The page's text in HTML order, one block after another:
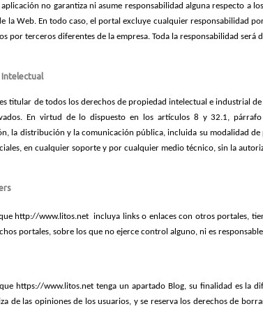
no garantiza ni asume responsabilidad alguna respecto a
la Web. En todo caso, el portal excluye cualquier responsabilidad
por terceros diferentes de la empresa. Toda la responsabilidad
titular de todos los derechos de propiedad intelectual e industrial
En virtud de lo dispuesto en los artículos 8 y 32.1,
la distribución y la comunicación pública, incluida su modalidad
en cualquier soporte y por cualquier medio técnico, sin la
http://www.litos.net incluya links o enlaces con otros portales,
portales, sobre los que no ejerce control alguno, ni es
https://www.litos.net tenga un apartado Blog, su finalidad es la
de las opiniones de los usuarios, y se reserva los derechos de